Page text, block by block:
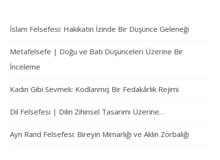
İslam Felsefesi: Hakikatin İzinde Bir Düşünce Geleneği
Metafelsefe | Doğu ve Batı Düşünceleri Üzerine Bir
İnceleme
Kadın Gibi Sevmek: Kodlanmış Bir Fedakârlık Rejimi
Dil Felsefesi | Dilin Zihinsel Tasarımı Üzerine…
Ayn Rand Felsefesi: Bireyin Mimarlığı ve Aklın Zorbalığı